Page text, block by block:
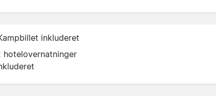
inkluderet
hotelovernatninger